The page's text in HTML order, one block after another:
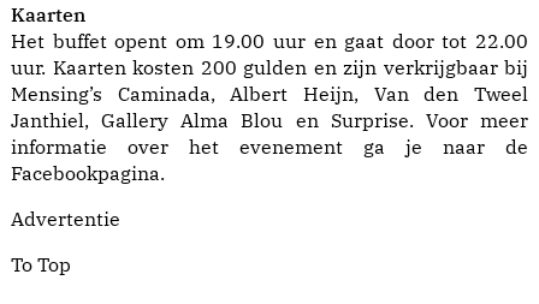
Kaarten
Het buffet opent om 19.00 uur en gaat door tot 22.00
uur. Kaarten kosten 200 gulden en zijn verkrijgbaar bij
Mensing’s Caminada, Albert Heijn, Van den Tweel
Janthiel, Gallery Alma Blou en Surprise. Voor meer
informatie over het evenement ga je naar de
Facebookpagina.
Advertentie
To Top